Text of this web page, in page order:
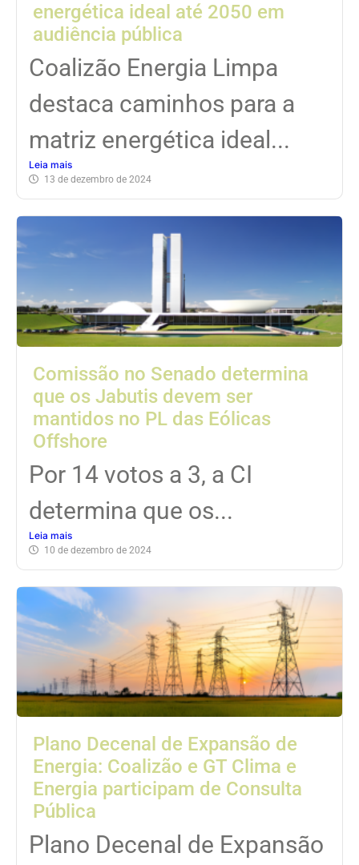
energética ideal até 2050 em
audiência pública
Coalizão Energia Limpa
destaca caminhos para a
matriz energética ideal...
Leia mais
13 de dezembro de 2024
Comissão no Senado determina
que os Jabutis devem ser
mantidos no PL das Eólicas
Offshore
Por 14 votos a 3, a CI
determina que os...
Leia mais
10 de dezembro de 2024
Plano Decenal de Expansão de
Energia: Coalizão e GT Clima e
Energia participam de Consulta
Pública
Plano Decenal de Expansão